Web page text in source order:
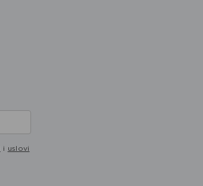
i uslovi